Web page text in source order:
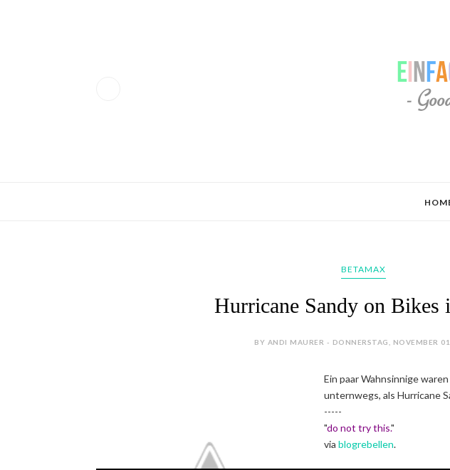
BETAMAX
Hurricane Sandy on Bikes
BY ANDI MAURER - DONNERSTAG, NOVEMBER
Ein paar Wahnsinnige
unternwegs, als Hurricane
-----
"do not try this."
via blogrebellen.